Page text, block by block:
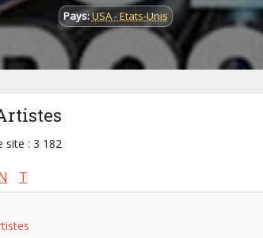
Pays:USA - Etats-Unis
site : 3 182
T